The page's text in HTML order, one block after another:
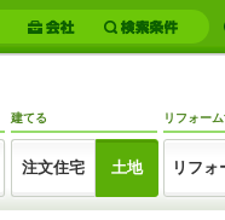
建てる
注文住宅 土地
リフォー
リフォ